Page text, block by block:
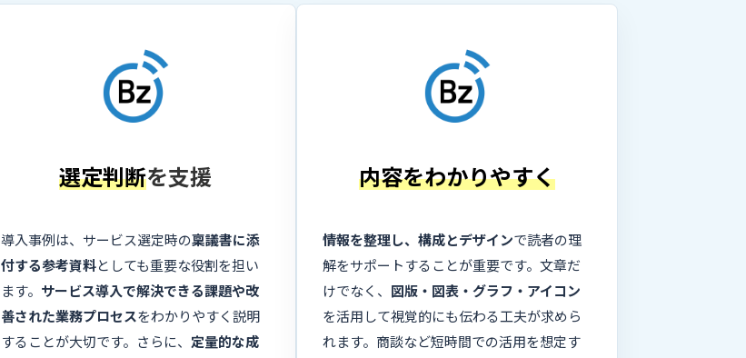
選定判断を支援
導入事例は、サービス選定時の稟議書に添
付する参考資料としても重要な役割を担い
ます。 サービス導入で解決できる課題や改
善された業務プロセスをわかりやすく説明
することが大切です。さらに、 定量的な成
内容をわかりやすく
情報を整理し、構成とデザインで読者の理
解をサポートすることが重要です。文章だ
けでなく、 図版・図表・グラフ・アイコン
を活用して視覚的にも伝わる工夫が求めら
れます。商談など短時間での活用を想定す